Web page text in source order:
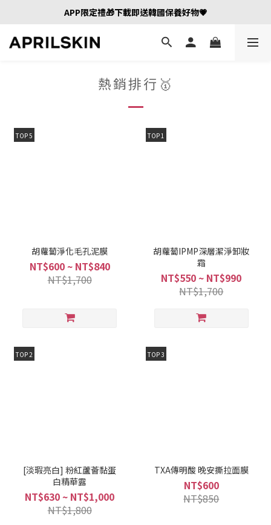
APP限定禮🎁下載即送韓國保養好物💗
熱銷排行🥇
TOP 5
胡蘿蔔淨化毛孔泥膜
NT$600 ~ NT$840
NT$1,700
TOP 1
胡蘿蔔IPMP深層潔淨卸妝
霜
NT$550 ~ NT$990
NT$1,700
TOP 2
[淡瑕亮白] 粉紅蘆薈黏蛋
白精華露
NT$630 ~ NT$1,000
NT$1,800
TOP 3
TXA傳明酸 晚安撕拉面膜
NT$600
NT$850